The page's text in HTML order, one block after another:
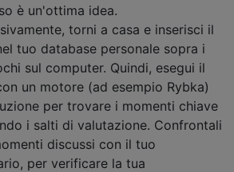
è un'ottima idea.
torni a casa e inserisci il
tuo database personale sopra i
sul computer. Quindi, esegui il
un motore (ad esempio Rybka)
per trovare i momenti chiave
i salti di valutazione. Confrontali
discussi con il tuo
per verificare la tua